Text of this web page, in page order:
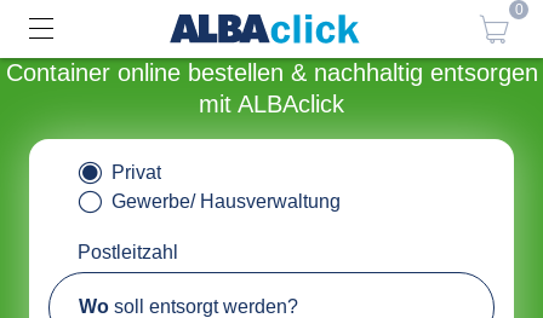
0
Container online bestellen & nachhaltig entsorgen
mit ALBAclick
Privat
Gewerbe/ Hausverwaltung
Postleitzahl
Wo soll entsorgt werden?